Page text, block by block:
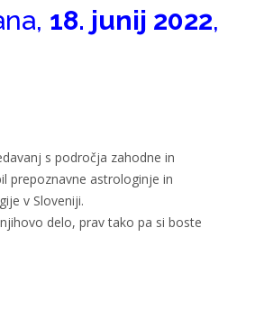
18. junij 2022,
s področja zahodne in
prepoznavne astrologinje in
v Sloveniji.
delo, prav tako pa si boste